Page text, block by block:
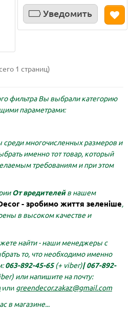
Уведомить
1 страниц)
фильтра Вы выбрали категорию
параметрами:
среди многочисленных размеров и
именно тот товар, который
требованиям и при этом
От вредителейв нашем
- зробимо життя зеленіше,
в высоком качестве и
найти - наши менеджеры с
то, что необходимо именно
063-892-45-65(+ viber)|067-892-
или напишите на почту:
или greendecor.zakaz@gmail.com
в магазине...